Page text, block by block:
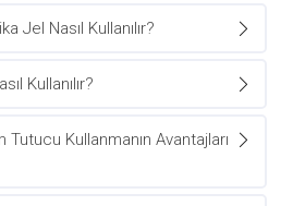
Jel Nasıl Kullanılır?
Kullanılır?
Kullanmanın Avantajları